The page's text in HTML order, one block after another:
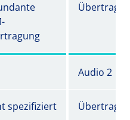
Audio 2
spezifiziert